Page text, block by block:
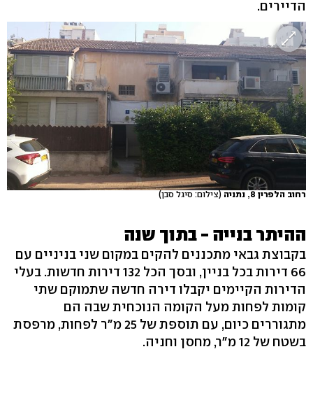
הדיירים.
רחוב הלפרין 8, נתניה (צילום: סיגל סבן)
ההיתר בנייה - בתוך שנה
בקבוצת גבאי מתכננים להקים במקום שני בניניים עם
66 דירות בכל בניין, ובסך הכל 132 דירות חדשות. בעלי
הדירות הקיימים יקבלו דירה חדשה שתמוקם שתי
קומות לפחות מעל הקומה הנוכחית שבה הם
מתגוררים כיום, עם תוספת של 25 מ"ר לפחות, מרפסת
בשטח של 12 מ"ר, מחסן וחניה.